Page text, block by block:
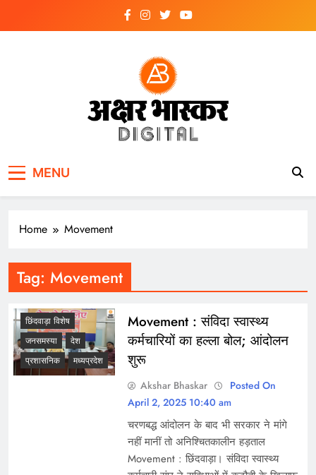
MENU
Home Movement
Tag: Movement
छिंदवाड़ा विशेष
जनसमस्या
देश
प्रशासनिक
मध्यप्रदेश
Movement : संविदा स्वास्थ्य
कर्मचारियों का हल्ला बोल; आंदोलन
शुरू
Akshar Bhaskar
Posted On
April 2, 2025 10:40 am
चरणबद्ध आंदोलन के बाद भी सरकार ने मांगे
नहीं मानीं तो अनिश्चितकालीन हड़ताल
Movement : छिंदवाड़ा। संविदा स्वास्थ्य